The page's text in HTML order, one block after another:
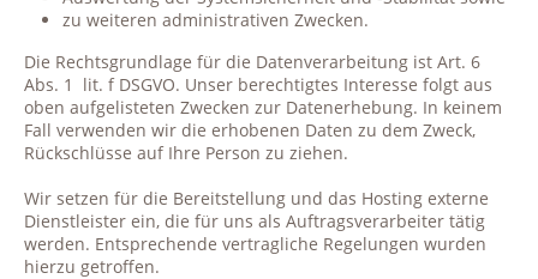
zu weiteren administrativen Zwecken.
Die Rechtsgrundlage für die Datenverarbeitung ist Art. 6
Abs. 1
lit. f DSGVO. Unser berechtigtes Interesse folgt aus
oben aufgelisteten Zwecken zur Datenerhebung. In keinem
Fall verwenden wir die erhobenen Daten zu dem Zweck,
Rückschlüsse auf Ihre Person zu ziehen.
Wir setzen für die Bereitstellung und das Hosting externe
Dienstleister ein, die für uns als Auftragsverarbeiter tätig
werden. Entsprechende vertragliche Regelungen wurden
hierzu getroffen.